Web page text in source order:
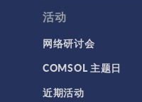
基于方程建模
安装与许可证管理
建模工具和定义
活动
网络研讨会
COMSOL 主题日
近期活动